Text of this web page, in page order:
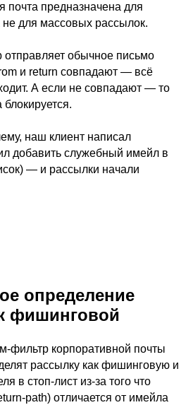
почта предназначена для
для массовых рассылок.
обычное письмо
и return совпадают — всё
А если не совпадают — то
наш клиент написал
добавить служебный имейл в
— и рассылки начали
определение
фишинговой
фильтр корпоративной почты
рассылку как фишинговую и
в стоп-лист из-за того что
path) отличается от имейла